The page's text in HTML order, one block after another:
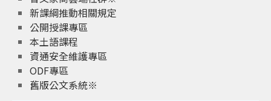
新課綱推動相關規定
公開授課專區
本土語課程
資通安全維護專區
ODF專區
舊版公文系統※